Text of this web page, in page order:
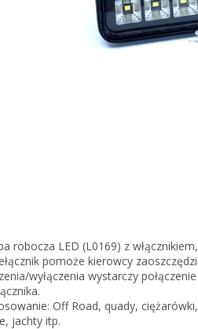
robocza LED (L0169) z
pomoże kierowcy
wyłączenia wystarczy
Off Road, quady,
jachty itp.